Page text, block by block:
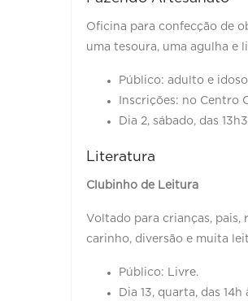
Oficina para confecção de
uma tesoura, uma agulha e
Público: adulto e
Inscrições: no Centro
Dia 2, sábado, das
Literatura
Clubinho de Leitura
Voltado para crianças,
carinho, diversão e muita
Público: Livre.
Dia 13, quarta, das 14h